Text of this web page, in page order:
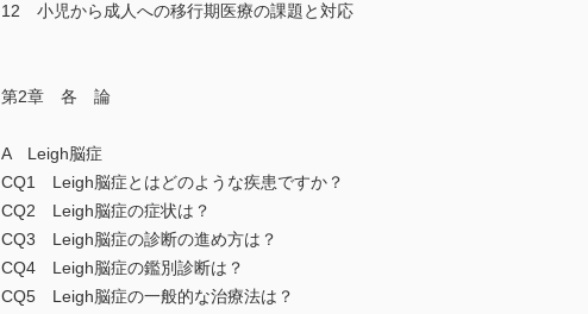
12 小児から成人への移行期医療の課題と対応
第2章 各 論
A Leigh脳症
CQ1 Leigh脳症とはどのような疾患ですか？
CQ2 Leigh脳症の症状は？
CQ3 Leigh脳症の診断の進め方は？
CQ4 Leigh脳症の鑑別診断は？
CQ5 Leigh脳症の一般的な治療法は？